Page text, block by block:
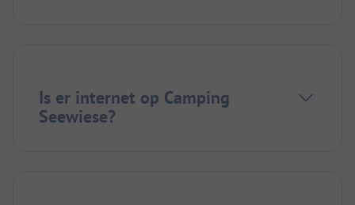
Is er internet op Camping
Seewiese?